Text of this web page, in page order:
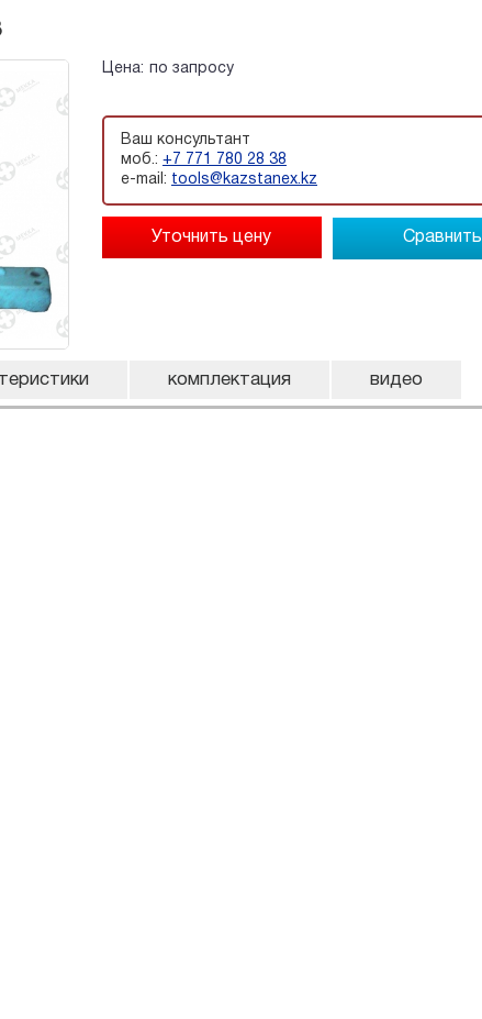
Цена: по запросу
Ваш консультант
моб.: +7 771 780 28 38
e-mail: tools@kazstanex.kz
Сравнить
комплектация видео